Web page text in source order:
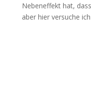
Nebeneffekt hat,
aber hier versuche